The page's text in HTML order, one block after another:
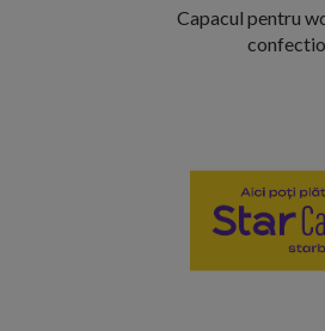
Capacul pentru